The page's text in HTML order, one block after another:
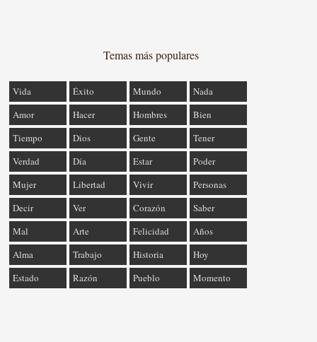
Temas más populares
Vida Éxito Mundo
Nada
Amor
Hacer Hombres
Bien
Tiempo
Dios Gente
Tener
Verdad
Día Estar
Poder
Mujer
Libertad Vivir
Personas
Decir
Ver Corazón
Saber
Mal
Arte Felicidad
Años
Alma
Trabajo Historia
Hoy
Estado
Razón Pueblo Momento